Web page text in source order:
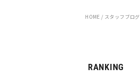
HOME / スタッフブログ
RANKING